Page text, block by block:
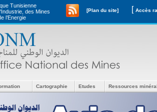
Tunisienne
des Mines
l’Energie
[Plan du site] [
Cartographie Etudes Ressources